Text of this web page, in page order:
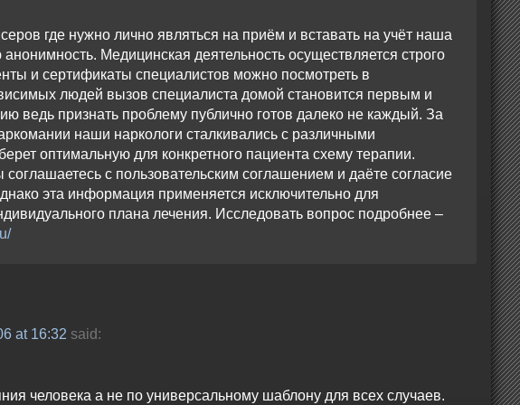
где нужно лично являться на приём и вставать на учёт наша
Медицинская деятельность осуществляется строго
и сертификаты специалистов можно посмотреть в
людей вызов специалиста домой становится первым и
признать проблему публично готов далеко не каждый. За
наши наркологи сталкивались с различными
оптимальную для конкретного пациента схему терапии.
с пользовательским соглашением и даёте согласие
эта информация применяется исключительно для
плана лечения. Исследовать вопрос подробнее –
at 16:32 said:
человека а не по универсальному шаблону для всех случаев.